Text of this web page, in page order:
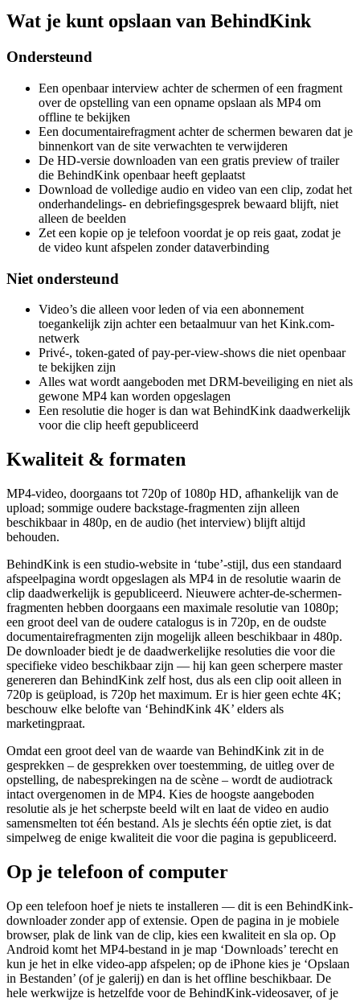
Wat je kunt opslaan van BehindKink
Ondersteund
Een openbaar interview achter de schermen of een fragment
over de opstelling van een opname opslaan als MP4 om
offline te bekijken
Een documentairefragment achter de schermen bewaren dat je
binnenkort van de site verwachten te verwijderen
De HD-versie downloaden van een gratis preview of trailer
die BehindKink openbaar heeft geplaatst
Download de volledige audio en video van een clip, zodat het
onderhandelings- en debriefingsgesprek bewaard blijft, niet
alleen de beelden
Zet een kopie op je telefoon voordat je op reis gaat, zodat je
de video kunt afspelen zonder dataverbinding
Niet ondersteund
Video’s die alleen voor leden of via een abonnement
toegankelijk zijn achter een betaalmuur van het Kink.com-
netwerk
Privé-, token-gated of pay-per-view-shows die niet openbaar
te bekijken zijn
Alles wat wordt aangeboden met DRM-beveiliging en niet als
gewone MP4 kan worden opgeslagen
Een resolutie die hoger is dan wat BehindKink daadwerkelijk
voor die clip heeft gepubliceerd
Kwaliteit & formaten
MP4-video, doorgaans tot 720p of 1080p HD, afhankelijk van de
upload; sommige oudere backstage-fragmenten zijn alleen
beschikbaar in 480p, en de audio (het interview) blijft altijd
behouden.
BehindKink is een studio-website in ‘tube’-stijl, dus een standaard
afspeelpagina wordt opgeslagen als MP4 in de resolutie waarin de
clip daadwerkelijk is gepubliceerd. Nieuwere achter-de-schermen-
fragmenten hebben doorgaans een maximale resolutie van 1080p;
een groot deel van de oudere catalogus is in 720p, en de oudste
documentairefragmenten zijn mogelijk alleen beschikbaar in 480p.
De downloader biedt je de daadwerkelijke resoluties die voor die
specifieke video beschikbaar zijn — hij kan geen scherpere master
genereren dan BehindKink zelf host, dus als een clip ooit alleen in
720p is geüpload, is 720p het maximum. Er is hier geen echte 4K;
beschouw elke belofte van ‘BehindKink 4K’ elders als
marketingpraat.
Omdat een groot deel van de waarde van BehindKink zit in de
gesprekken – de gesprekken over toestemming, de uitleg over de
opstelling, de nabesprekingen na de scène – wordt de audiotrack
intact overgenomen in de MP4. Kies de hoogste aangeboden
resolutie als je het scherpste beeld wilt en laat de video en audio
samensmelten tot één bestand. Als je slechts één optie ziet, is dat
simpelweg de enige kwaliteit die voor die pagina is gepubliceerd.
Op je telefoon of computer
Op een telefoon hoef je niets te installeren — dit is een BehindKink-
downloader zonder app of extensie. Open de pagina in je mobiele
browser, plak de link van de clip, kies een kwaliteit en sla op. Op
Android komt het MP4-bestand in je map ‘Downloads’ terecht en
kun je het in elke video-app afspelen; op de iPhone kies je ‘Opslaan
in Bestanden’ (of je galerij) en dan is het offline beschikbaar. De
hele werkwijze is hetzelfde voor de BehindKink-videosaver, of je